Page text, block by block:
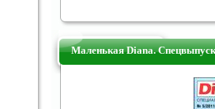
Маленькая Diana.